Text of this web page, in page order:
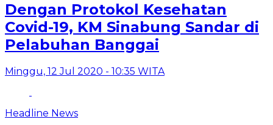
Dengan Protokol Kesehatan
Covid-19, KM Sinabung Sandar di
Pelabuhan Banggai
Minggu, 12 Jul 2020 - 10:35 WITA
Headline News